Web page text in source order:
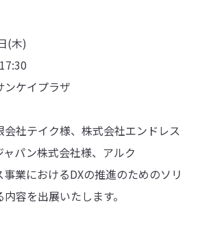
(木)
ケイプラザ
会社テイク様、株式会社エンドレス
パン株式会社様、アルク
業におけるDXの推進のためのソリ
容を出展いたします。